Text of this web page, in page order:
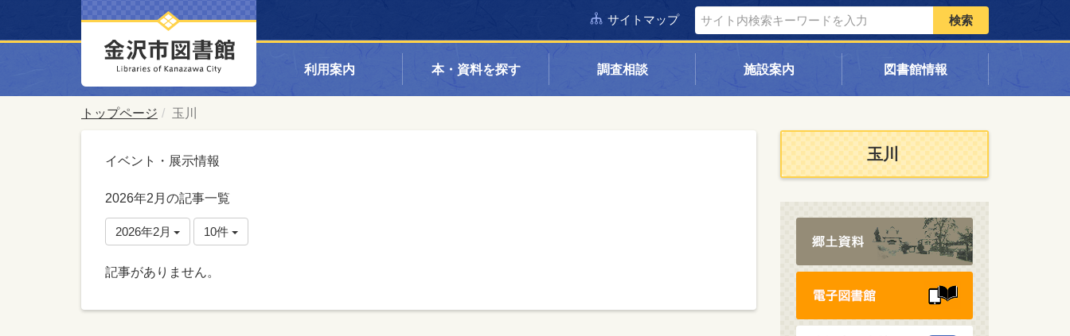
サイトマップ 検索
利用案内 本・資料を探す 調査相談 施設案内 図書館情報
トップページ 玉川
イベント・展示情報
2026年2月の記事一覧
2026年2月 10件
記事がありません。
玉川